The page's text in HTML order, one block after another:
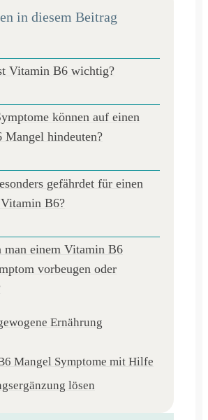
in diesem Beitrag
Vitamin B6 wichtig?
können auf einen
hindeuten?
gefährdet für einen
B6?
man einem Vitamin B6
vorbeugen oder
Ernährung
Mangel Symptome mit Hilfe
lösen